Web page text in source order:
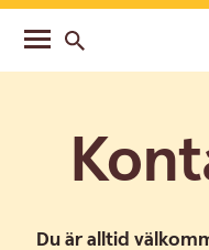
Go
Skip
Du är alltid